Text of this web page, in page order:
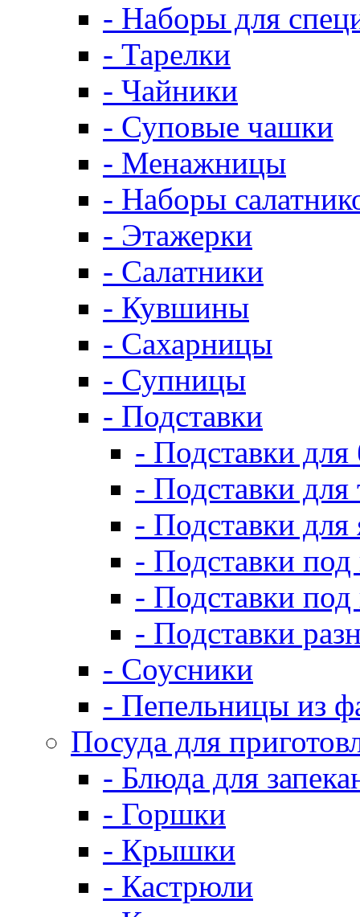
- Наборы для
- Тарелки
- Чайники
- Суповые чашки
- Менажницы
- Наборы
- Этажерки
- Салатники
- Кувшины
- Сахарницы
- Супницы
- Подставки
- Подставки
- Подставки для
- Подставки для
- Подставки
- Подставки под
- Подставки
- Соусники
- Пепельницы из
Посуда для
- Блюда для
- Горшки
- Крышки
- Кастрюли